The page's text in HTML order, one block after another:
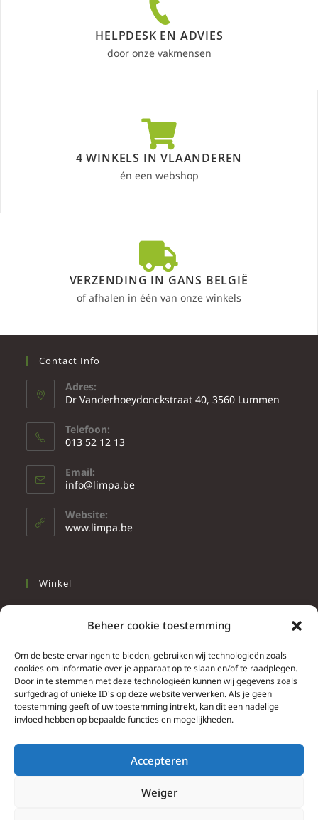
Beheer cookie toestemming
Om de beste ervaringen te bieden, gebruiken wij technologieën zoals
cookies om informatie over je apparaat op te slaan en/of te raadplegen.
Door in te stemmen met deze technologieën kunnen wij gegevens zoals
surfgedrag of unieke ID's op deze website verwerken. Als je geen
toestemming geeft of uw toestemming intrekt, kan dit een nadelige
invloed hebben op bepaalde functies en mogelijkheden.
Accepteren
Weiger
HELPDESK EN ADVIES
door onze vakmensen
4 WINKELS IN VLAANDEREN
én een webshop
VERZENDING IN GANS BELGIË
of afhalen in één van onze winkels
Contact Info
Adres:
Dr Vanderhoeydonckstraat 40, 3560 Lummen
Telefoon:
013 52 12 13
Email:
info@limpa.be
Website:
www.limpa.be
Winkel
Wonen
Info
Contacteer ons